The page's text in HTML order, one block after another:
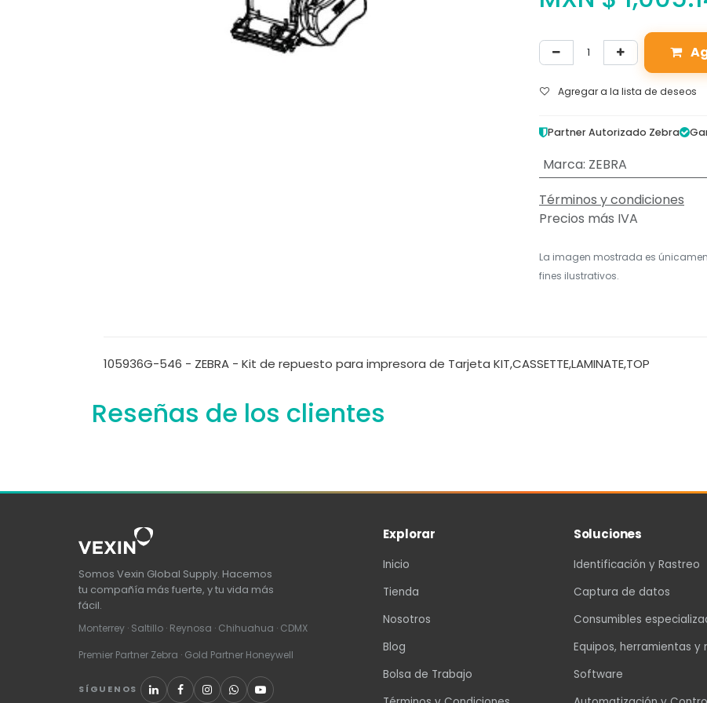
Agregar a la lista de deseos
Partner Autorizado Zebra
Marca: ZEBRA
Términos y condiciones
Precios más IVA
La imagen mostrada es
fines ilustrativos.
105936G-546 - ZEBRA - Kit de repuesto para impresora de Tarjeta KIT,CASSETTE,LAMINATE,TOP
Reseñas de los clientes
Somos Vexin Global Supply. Hacemos
tu compañía más fuerte, y tu vida más
fácil.
Monterrey · Saltillo · Reynosa · Chihuahua · CDMX
Premier Partner Zebra · Gold Partner Honeywell
SÍGUENOS
Explorar
Inicio
Tienda
Nosotros
Blog
Bolsa de Trabajo
Soluciones
Identificación y Rastreo
Captura de datos
Consumibles
Equipos, herramientas y
Software